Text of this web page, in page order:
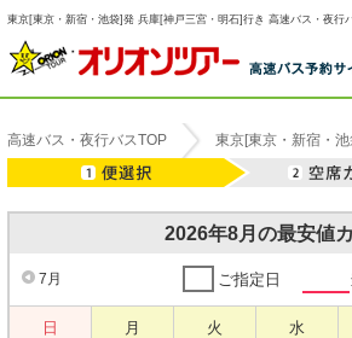
東京[東京・新宿・池袋]発 兵庫[神戸三宮・明石]行き 高速バス・夜行
高速バス・夜行バスTOP 東京[東京・新宿・池
2026年8月の最安値
7月 ご指定日
日 月 火 水